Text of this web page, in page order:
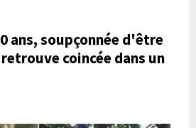
ans, soupçonnée d'être
coincée dans un